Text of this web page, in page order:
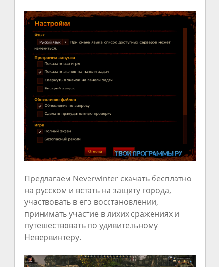
Предлагаем Neverwinter скачать бесплатно
на русском и встать на защиту города,
участвовать в его восстановлении,
принимать участие в лихих сражениях и
путешествовать по удивительному
Невервинтеру.